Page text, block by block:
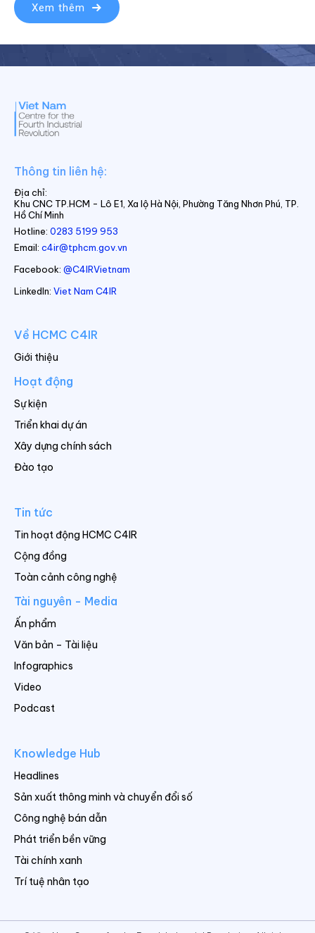
Xem thêm
Thông tin liên hệ:
Địa chỉ:
Khu CNC TP.HCM - Lô E1, Xa lộ Hà Nội, Phường Tăng Nhơn Phú, TP.
Hồ Chí Minh
Hotline: 0283 5199 953
Email: c4ir@tphcm.gov.vn
Facebook: @C4IRVietnam
LinkedIn: Viet Nam C4IR
Về HCMC C4IR
Giới thiệu
Hoạt động
Sự kiện
Triển khai dự án
Xây dựng chính sách
Đào tạo
Tin tức
Tin hoạt động HCMC C4IR
Cộng đồng
Toàn cảnh công nghệ
Tài nguyên - Media
Ấn phẩm
Văn bản – Tài liệu
Infographics
Video
Podcast
Knowledge Hub
Headlines
Sản xuất thông minh và chuyển đổi số
Công nghệ bán dẫn
Phát triển bền vững
Tài chính xanh
Trí tuệ nhân tạo